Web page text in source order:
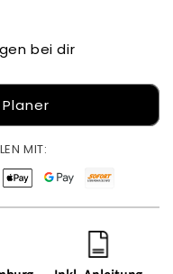
bei dir
MIT: